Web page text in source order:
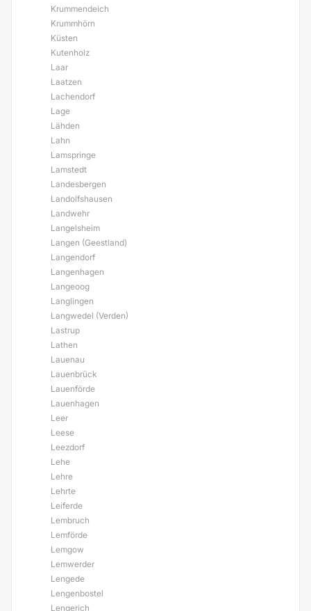
Krummendeich
Krummhörn
Küsten
Kutenholz
Laar
Laatzen
Lachendorf
Lage
Lähden
Lahn
Lamspringe
Lamstedt
Landesbergen
Landolfshausen
Landwehr
Langelsheim
Langen (Geestland)
Langendorf
Langenhagen
Langeoog
Langlingen
Langwedel (Verden)
Lastrup
Lathen
Lauenau
Lauenbrück
Lauenförde
Lauenhagen
Leer
Leese
Leezdorf
Lehe
Lehre
Lehrte
Leiferde
Lembruch
Lemförde
Lemgow
Lemwerder
Lengede
Lengenbostel
Lengerich